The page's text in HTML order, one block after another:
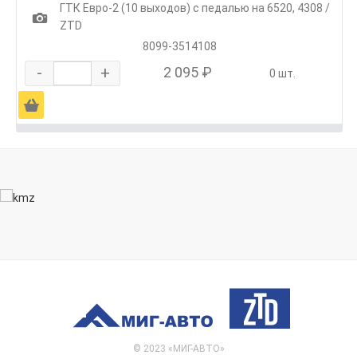
1
ГТК Евро-2 (10 выходов) с педалью на 6520, 4308 /
ZTD
8099-3514108
- + 2 095 ₽ 0 шт.
Ä
© 2023 «МИГ-АВТО»